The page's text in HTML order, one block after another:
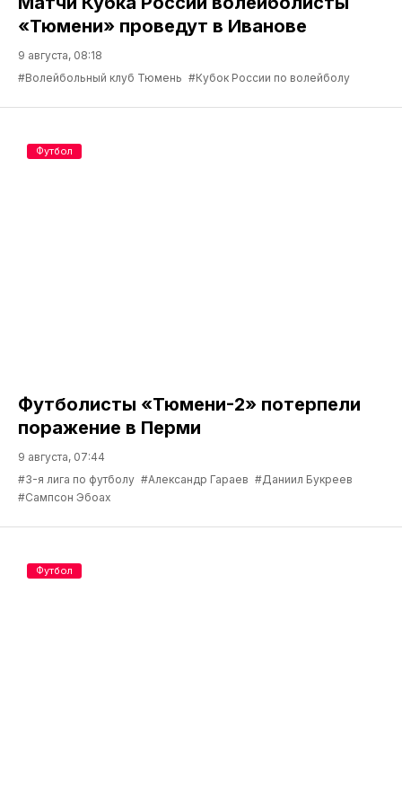
«Тюмени» проведут в Иванове
9 августа, 08:18
#Волейбольный клуб Тюмень #Кубок России по волейболу
Футболисты «Тюмени-2» потерпели
поражение в Перми
9 августа, 07:44
#3-я лига по футболу #Александр Гараев #Даниил Букреев
#Сампсон Эбоах
Футбол
Футбол